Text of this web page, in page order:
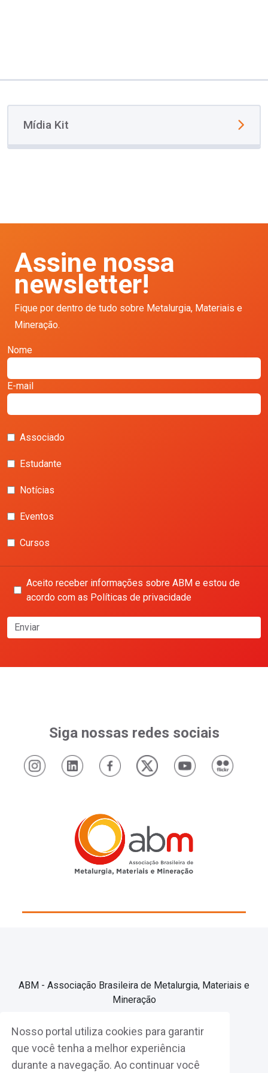
Nosso portal utiliza cookies para garantir
que você tenha a melhor experiência
durante a navegação. Ao continuar você
Mídia Kit
Assine nossa
newsletter!
Fique por dentro de tudo sobre Metalurgia, Materiais e
Mineração.
Nome
E-mail
Associado
Estudante
Notícias
Eventos
Cursos
Aceito receber informações sobre ABM e estou de
acordo com as Políticas de privacidade
Enviar
Siga nossas redes sociais
ABM - Associação Brasileira de Metalurgia, Materiais e
Mineração
Associe-se